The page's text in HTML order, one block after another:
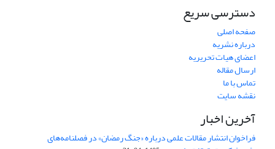
دسترسی سریع
صفحه اصلی
درباره نشریه
اعضای هیات تحریریه
ارسال مقاله
تماس با ما
نقشه سایت
آخرین اخبار
فراخوان انتشار مقالات علمی درباره «جنگ رمضان» در فصلنامه‌های